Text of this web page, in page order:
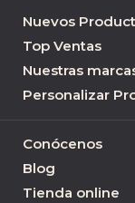
Nuevos
Top Ventas
Nuestras
Personalizar
Conócenos
Blog
Tienda online